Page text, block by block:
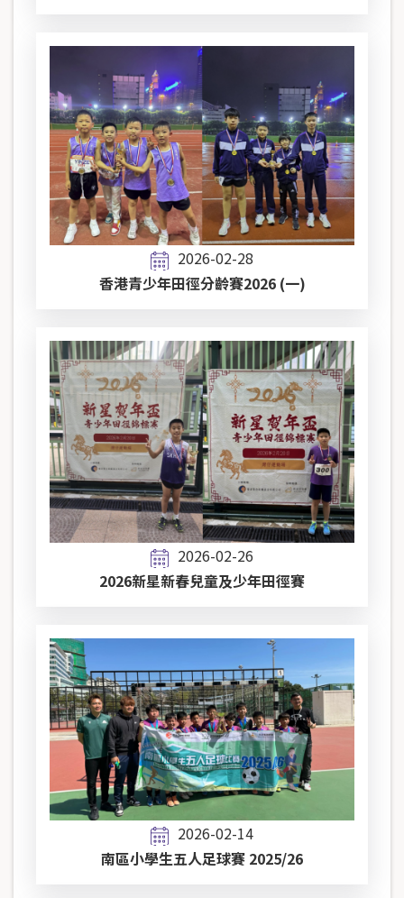
2026-02-28
香港青少年田徑分齡賽2026 (一)
2026-02-26
2026新星新春兒童及少年田徑賽
2026-02-14
南區小學生五人足球賽 2025/26